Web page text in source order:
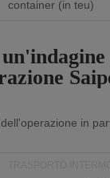
container (in teu)
in